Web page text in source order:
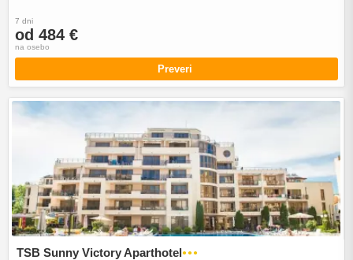
7 dni
od 484 €
na osebo
Preveri
TSB Sunny Victory Aparthotel●●●